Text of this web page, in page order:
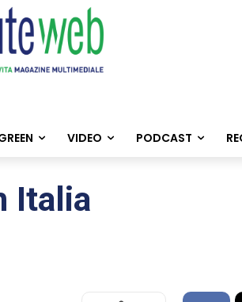
VIDEO PODCAST
Italia